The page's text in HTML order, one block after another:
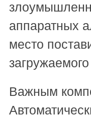
аппаратных
место
Важным